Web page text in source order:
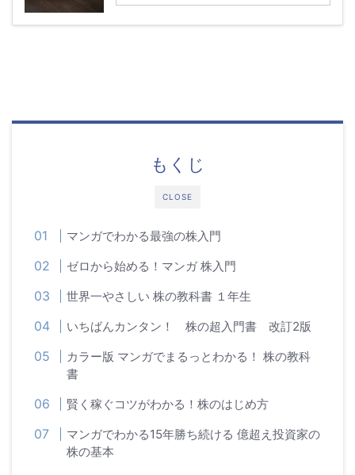
CLOSE
もくじ
マンガでわかる最強の株入門
ゼロから始める！マンガ 株入門
世界一やさしい 株の教科書 １年生
いちばんカンタン！ 株の超入門書 改訂2版
カラー版 マンガでまるっとわかる！ 株の教科
書
賢く稼ぐコツがわかる！株のはじめ方
マンガでわかる15年勝ち続ける 億超え投資家の
株の基本